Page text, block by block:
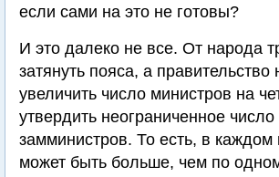
если сами на это не готовы?
И это далеко не все. От народа
затянуть пояса, а правительство
увеличить число министров на
утвердить неограниченное число
замминистров. То есть, в каждом
может быть больше, чем по